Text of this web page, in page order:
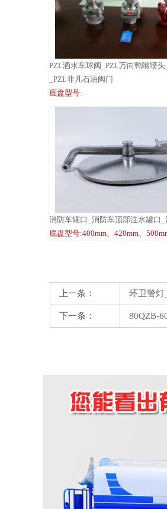
PZL洒水车球阀_PZL万向鸭嘴喷
_PZL非凡石油阀门
底盘型号:
消防车罐口_消防车顶部注水罐口
底盘型号:400mm、420mm、
上一条： 环卫警灯
下一条： 80QZB-